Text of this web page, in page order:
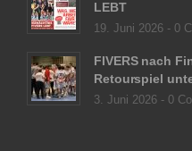
LEBT
19. Juni 2026 - 0
FIVERS nach
Retourspiel
3. Juni 2026 - 0